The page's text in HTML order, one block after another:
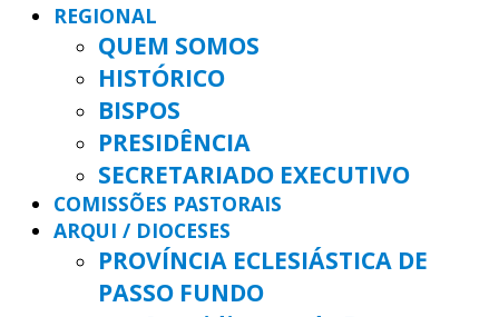
REGIONAL
QUEM SOMOS
HISTÓRICO
BISPOS
PRESIDÊNCIA
SECRETARIADO EXECUTIVO
COMISSÕES PASTORAIS
ARQUI / DIOCESES
PROVÍNCIA ECLESIÁSTICA DE
PASSO FUNDO